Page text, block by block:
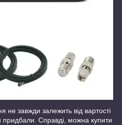
не завжди залежить від вартості
Справді, можна купити